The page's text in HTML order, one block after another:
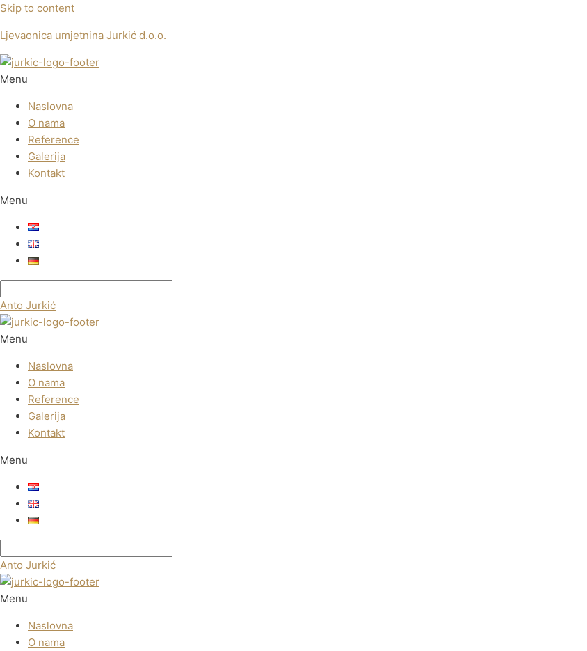
Skip to content
Ljevaonica umjetnina Jurkić d.o.o.
Menu
Naslovna
O nama
Reference
Galerija
Kontakt
Menu
Anto Jurkić
Menu
Naslovna
O nama
Reference
Galerija
Kontakt
Menu
Anto Jurkić
Menu
Naslovna
O nama